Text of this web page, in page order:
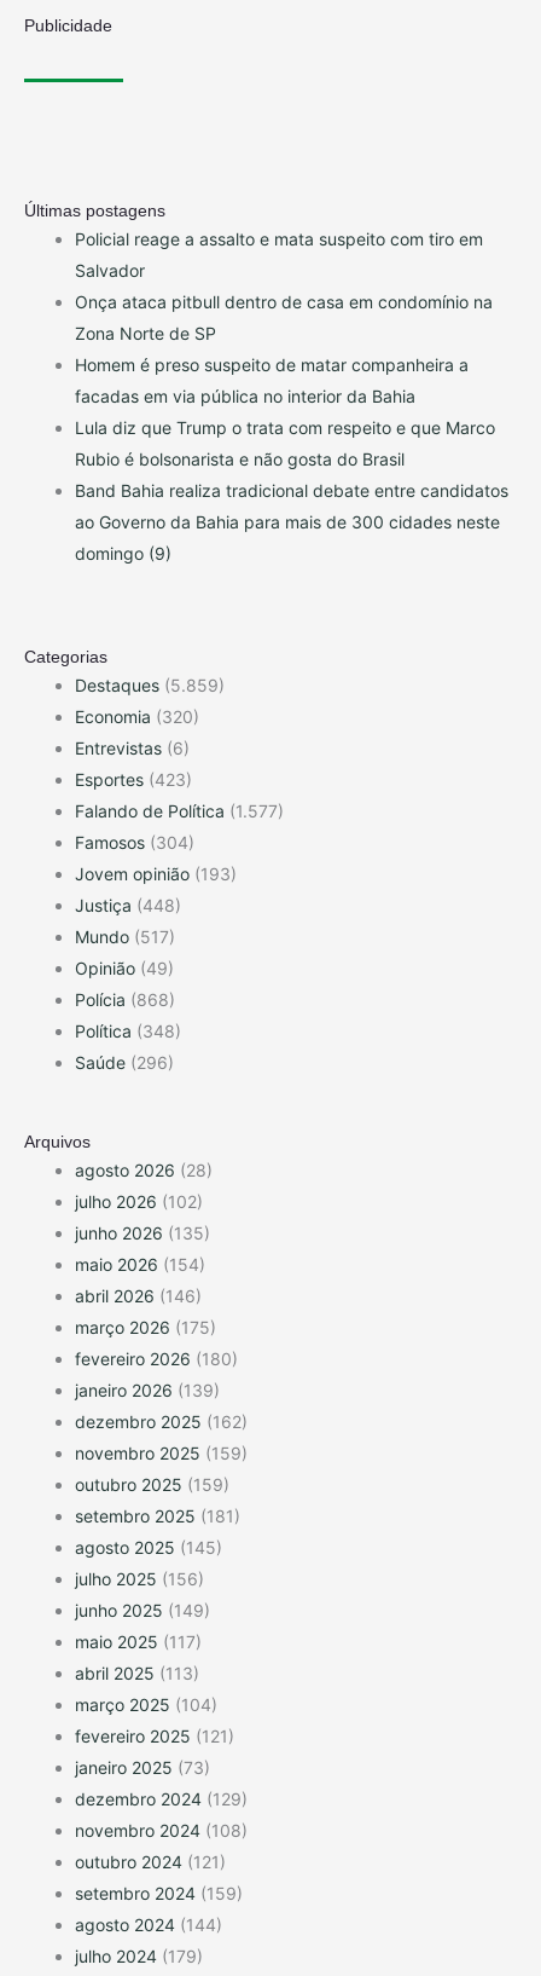
Publicidade
Últimas postagens
Policial reage a assalto e mata suspeito com tiro em
Salvador
Onça ataca pitbull dentro de casa em condomínio na
Zona Norte de SP
Homem é preso suspeito de matar companheira a
facadas em via pública no interior da Bahia
Lula diz que Trump o trata com respeito e que Marco
Rubio é bolsonarista e não gosta do Brasil
Band Bahia realiza tradicional debate entre candidatos
ao Governo da Bahia para mais de 300 cidades neste
domingo (9)
Categorias
Destaques (5.859)
Economia (320)
Entrevistas (6)
Esportes (423)
Falando de Política (1.577)
Famosos (304)
Jovem opinião (193)
Justiça (448)
Mundo (517)
Opinião (49)
Polícia (868)
Política (348)
Saúde (296)
Arquivos
agosto 2026 (28)
julho 2026 (102)
junho 2026 (135)
maio 2026 (154)
abril 2026 (146)
março 2026 (175)
fevereiro 2026 (180)
janeiro 2026 (139)
dezembro 2025 (162)
novembro 2025 (159)
outubro 2025 (159)
setembro 2025 (181)
agosto 2025 (145)
julho 2025 (156)
junho 2025 (149)
maio 2025 (117)
abril 2025 (113)
março 2025 (104)
fevereiro 2025 (121)
janeiro 2025 (73)
dezembro 2024 (129)
novembro 2024 (108)
outubro 2024 (121)
setembro 2024 (159)
agosto 2024 (144)
julho 2024 (179)